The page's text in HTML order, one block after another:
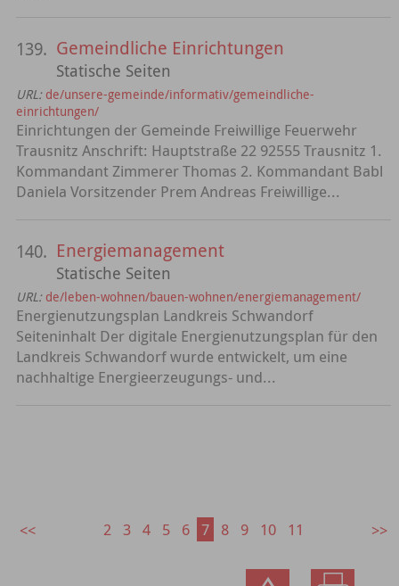
139. Gemeindliche Einrichtungen
Statische Seiten
URL: de/unsere-gemeinde/informativ/gemeindliche-
einrichtungen/
Einrichtungen der Gemeinde Freiwillige Feuerwehr
Trausnitz Anschrift: Hauptstraße 22 92555 Trausnitz 1.
Kommandant Zimmerer Thomas 2. Kommandant Babl
Daniela Vorsitzender Prem Andreas Freiwillige...
140. Energiemanagement
Statische Seiten
URL: de/leben-wohnen/bauen-wohnen/energiemanagement/
Energienutzungsplan Landkreis Schwandorf
Seiteninhalt Der digitale Energienutzungsplan für den
Landkreis Schwandorf wurde entwickelt, um eine
nachhaltige Energieerzeugungs- und...
2 3 4 5 6 7 8 9 10 11